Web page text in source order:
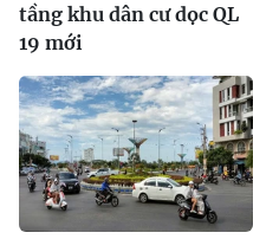
tầng khu dân cư dọc QL
19 mới